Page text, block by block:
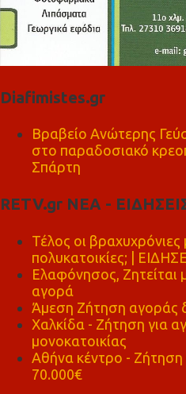
Diafimistes.gr
Βραβείο Ανώτερης
στο παραδοσιακό
Σπάρτη
RETV.gr ΝΕΑ -
Τέλος οι βραχυχρόνιες
πολυκατοικίες; |
Ελαφόνησος, Ζητείται
αγορά
Άμεση Ζήτηση αγοράς
Χαλκίδα - Ζήτηση για
μονοκατοικίας
Αθήνα κέντρο -
70.000€